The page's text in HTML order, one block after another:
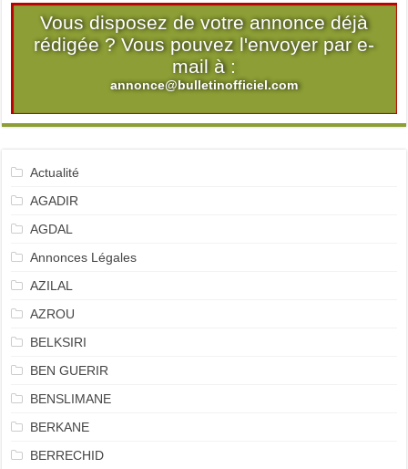
Vous disposez de votre annonce déjà
rédigée ? Vous pouvez l'envoyer par e-
mail à :
annonce@bulletinofficiel.com
Actualité
AGADIR
AGDAL
Annonces Légales
AZILAL
AZROU
BELKSIRI
BEN GUERIR
BENSLIMANE
BERKANE
BERRECHID